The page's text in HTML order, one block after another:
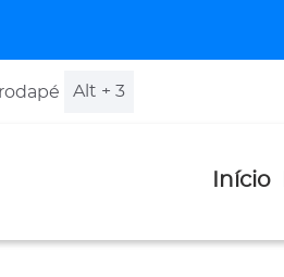
Alt + 3
Início